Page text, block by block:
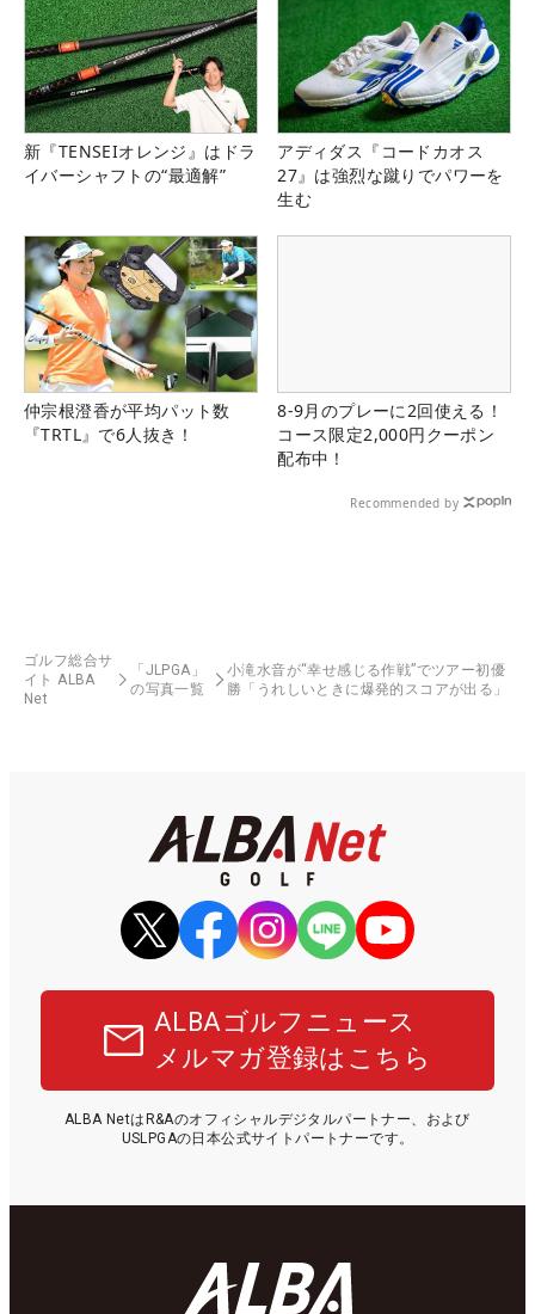
新『TENSEIオレンジ』はドラ
イバーシャフトの“最適解”
アディダス『コードカオス
27』は強烈な蹴りでパワーを
生む
仲宗根澄香が平均パット数
『TRTL』で6人抜き！
8-9月のプレーに2回使える！
コース限定2,000円クーポン
配布中！
Recommended by
ゴルフ総合サ
イト ALBA
Net
「JLPGA」
の写真一覧
小滝水音が“幸せ感じる作戦”でツアー初優
勝「うれしいときに爆発的スコアが出る」
ALBAゴルフニュース
メルマガ登録はこちら
ALBA NetはR&Aのオフィシャルデジタルパートナー、および
USLPGAの日本公式サイトパートナーです。